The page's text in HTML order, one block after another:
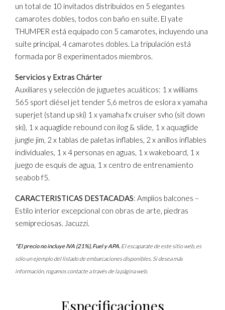
un total de 10 invitados distribuidos en 5 elegantes
camarotes dobles, todos con baño en suite. El yate
THUMPER está equipado con 5 camarotes, incluyendo una
suite principal, 4 camarotes dobles. La tripulación está
formada por 8 experimentados miembros.
Servicios y Extras Chárter
Auxiliares y selección de juguetes acuáticos: 1 x williams
565 sport diésel jet tender 5,6 metros de eslora x yamaha
superjet (stand up ski) 1 x yamaha fx cruiser svho (sit down
ski), 1 x aquaglide rebound con ilog & slide, 1 x aquaglide
jungle jim, 2 x tablas de paletas inflables, 2 x anillos inflables
individuales, 1 x 4 personas en aguas, 1 x wakeboard, 1 x
juego de esquís de agua, 1 x centro de entrenamiento
seabob f5.
CARACTERISTICAS DESTACADAS: Amplios balcones –
Estilo interior excepcional con obras de arte, piedras
semipreciosas. Jacuzzi.
*El precio no incluye IVA (21%), Fuel y APA. El escaparate de este sitio web, es
sólo un ejemplo del listado de embarcaciones disponibles. Si desea más
información, rogamos contacte a través de la página web.
Especificaciones